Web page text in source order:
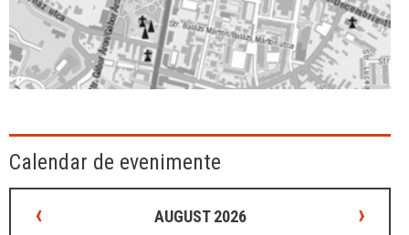
Calendar de evenimente
‹ AUGUST 2026 ›